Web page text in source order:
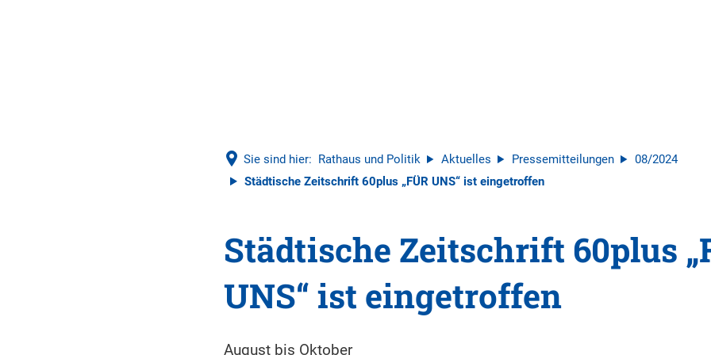
Sie sind hier: Rathaus und Politik Aktuelles Pressemitteilungen
08/2024
Städtische Zeitschrift 60plus „FÜR UNS“ ist eingetroffen
Städtische Zeitschrift 60plus
UNS“ ist eingetroffen
August bis Oktober